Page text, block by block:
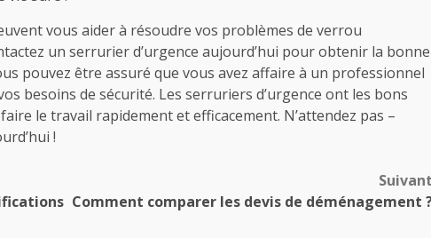
vous aider à résoudre vos problèmes de verrou
un serrurier d’urgence aujourd’hui pour obtenir la bonne
pouvez être assuré que vous avez affaire à un professionnel
besoins de sécurité. Les serruriers d’urgence ont les bons
le travail rapidement et efficacement. N’attendez pas –
!
Comment comparer les devis de déménagement